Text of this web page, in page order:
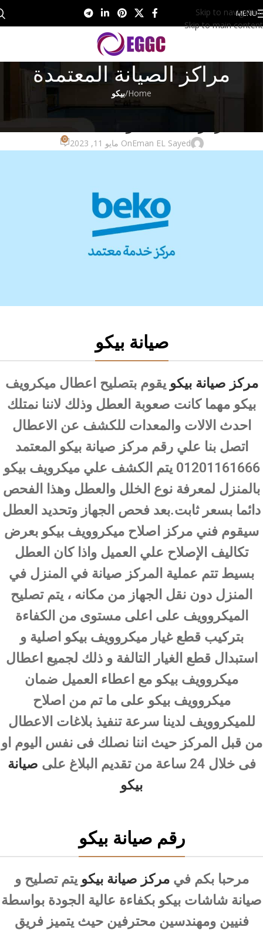
Skip to navigation
Skip to main content
MENU
مراكز الصيانة المعتمدة
Home
/بيكو
بيكو
Eman EL SayedOn مايو 11, 2023 0
صيانة بيكو
مركز صيانة بيكو يقوم بتصليح اعطال ميكرويف
بيكو مهما كانت صعوبة العطل وذلك لاننا نمتلك
احدث الالات والمعدات للكشف عن الاعطال
اتصل بنا علي رقم مركز صيانة بيكو المعتمد
01201161666 يتم الكشف علي ميكرويف بيكو
بالمنزل لمعرفة نوع الخلل والعطل وهذا الفحص
دائما بسعر ثابت.بعد فحص الجهاز وتحديد العطل
سيقوم فني مركز اصلاح ميكروويف بيكو بعرض
تكاليف الإصلاح علي العميل واذا كان العطل
بسيط تتم عملية المركز صيانة في المنزل في
المنزل دون نقل الجهاز من مكانه ، يتم تصليح
الميكروويف على اعلى مستوى من الكفاءة
بتركيب قطع غيار ميكروويف بيكو اصلية و
استبدال قطع الغيار التالفة و ذلك لجميع اعطال
ميكروويف بيكو مع اعطاء العميل ضمان
ميكروويف بيكو على ما تم من اصلاح
للميكروويف لدينا سرعة تنفيذ بلاغات الاعطال
من قبل المركز حيث اننا نصلك فى نفس اليوم او
فى خلال 24 ساعة من تقديم البلاغ على
صيانة
بيكو
رقم صيانة بيكو
مرحبا بكم فيمركز صيانة بيكو يتم تصليح و
صيانة شاشات بيكو بكفاءة عالية الجودة بواسطة
فنيين ومهندسين محترفين حيث يتميز فريق